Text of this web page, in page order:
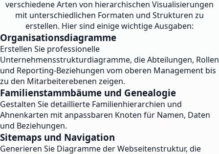
verschiedene Arten von hierarchischen Visualisierungen
mit unterschiedlichen Formaten und Strukturen zu
erstellen. Hier sind einige wichtige Ausgaben:
Organisationsdiagramme
Erstellen Sie professionelle
Unternehmensstrukturdiagramme, die Abteilungen, Rollen
und Reporting-Beziehungen vom oberen Management bis
zu den Mitarbeiterebenen zeigen.
Familienstammbäume und Genealogie
Gestalten Sie detaillierte Familienhierarchien und
Ahnenkarten mit anpassbaren Knoten für Namen, Daten
und Beziehungen.
Sitemaps und Navigation
Generieren Sie Diagramme der Webseitenstruktur, die